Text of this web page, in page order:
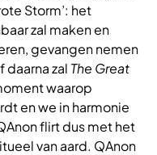
Storm’: het
zal maken en
gevangen nemen
daarna zal The Great
waarop
en we in harmonie
flirt dus met het
van aard. QAnon